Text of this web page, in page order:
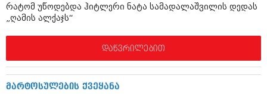
ნოემბერი 2017 (212)
ოქტომბერი 2017 (231)
სექტემბერი 2017 (261)
აგვისტო 2017 (212)
ივლისი 2017 (233)
მაისი 2017 (216)
რატომ უწოდებდა ჰიტლერი ნატა სამადალაშვილის დედას
„ღამის ალქაჯს“
დაწვრილებით
მარტოსულების ქვეყანა